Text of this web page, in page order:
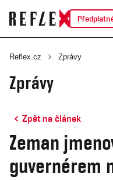
Reflex.cz Zprávy
Zprávy
Zpět na článek
Zeman
guvernérem